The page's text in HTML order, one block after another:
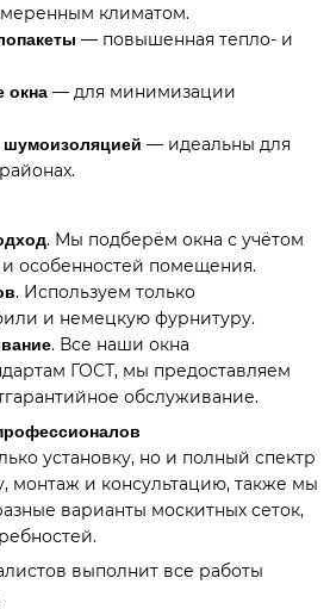
климатом.
— повышенная тепло- и
окна — для минимизации
— идеальны для
. Мы подберём окна с учётом
особенностей помещения.
. Используем только
и немецкую фурнитуру.
. Все наши окна
ГОСТ, мы предоставляем
обслуживание.
установку, но и полный спектр
монтаж и консультацию, также мы
варианты москитных сеток,
выполнит все работы